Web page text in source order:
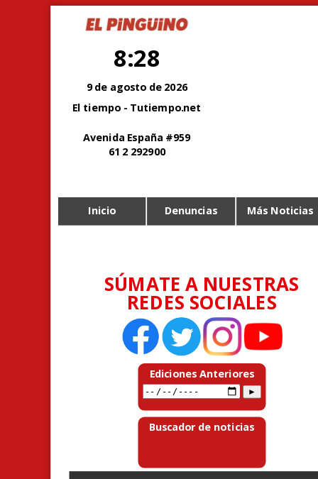
8:28
9 de agosto de 2026
El tiempo - Tutiempo.net
Avenida España #959
61 2 292900
Inicio Denuncias Más Noticias
SÚMATE A NUESTRAS
REDES SOCIALES
Ediciones Anteriores
Buscador de noticias